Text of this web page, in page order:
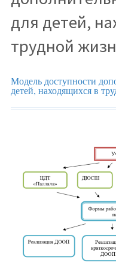
для детей,
трудной
Модель доступности
детей, находящихся в